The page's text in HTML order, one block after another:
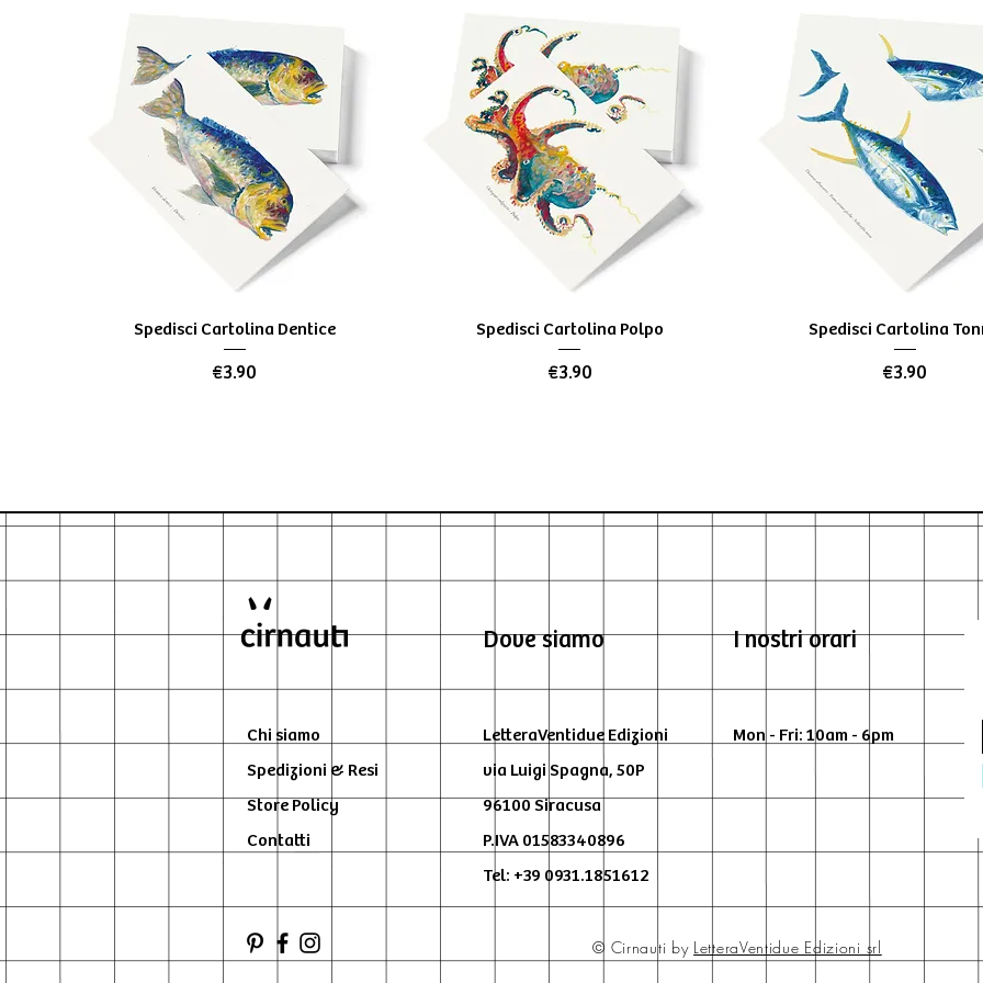
Quick View
Spedisci Cartolina Dentice
Price
€3.90
Quick View
Spedisci Cartolina Polpo
Price
€3.90
Quick View
Spedisci Cartolina
Price
€3.90
Chi siamo
Spedizioni & Resi
Store Policy
Contatti
Dove siamo
LetteraVentidue Edizioni
via Luigi Spagna, 50P
96100 Siracusa
P.IVA 01583340896
Tel: +39 0931.1851612
I nostri orari
Mon - Fri: 10am - 6pm
© Cirnauti by LetteraVentidue Edizioni srl